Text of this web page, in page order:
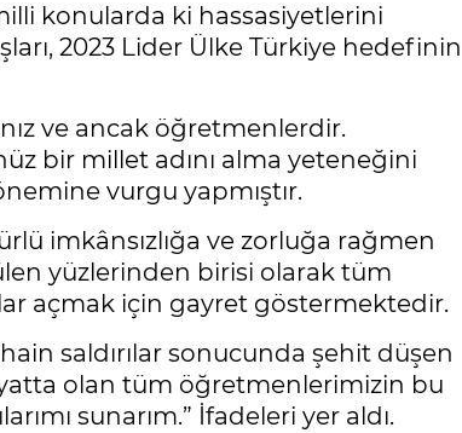
konularda ki hassasiyetlerini
2023 Lider Ülke Türkiye hedefinin
ve ancak öğretmenlerdir.
bir millet adını alma yeteneğini
vurgu yapmıştır.
imkânsızlığa ve zorluğa rağmen
yüzlerinden birisi olarak tüm
açmak için gayret göstermektedir.
saldırılar sonucunda şehit düşen
olan tüm öğretmenlerimizin bu
sunarım.” İfadeleri yer aldı.